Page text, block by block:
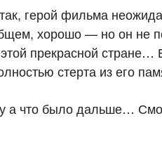
герой фильма
хорошо — но он не
прекрасной стране…
стерта из его
а что было дальше…